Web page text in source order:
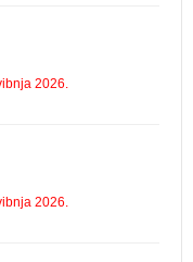
2026.
2026.